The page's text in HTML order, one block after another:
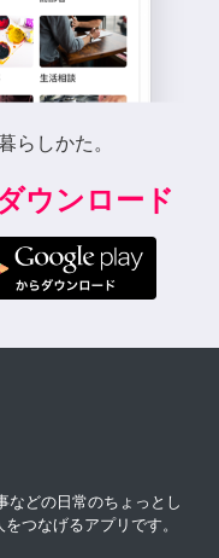
らしかた。
ウンロード
などの日常のちょっとし
つなげるアプリです。